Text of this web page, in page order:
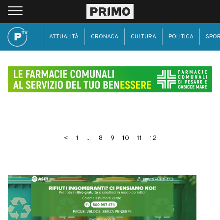
ATTUALITÀ CRONACA CULTURA POLITICA
< 1 ... 8 9 10 11 12